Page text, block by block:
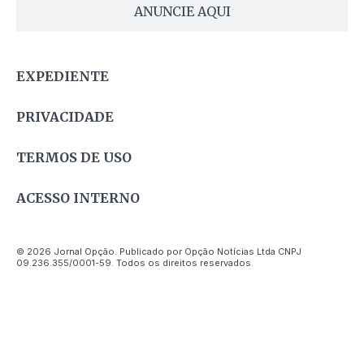
ANUNCIE AQUI
EXPEDIENTE
PRIVACIDADE
TERMOS DE USO
ACESSO INTERNO
© 2026 Jornal Opção. Publicado por Opção Notícias Ltda CNPJ
09.236.355/0001-59. Todos os direitos reservados.